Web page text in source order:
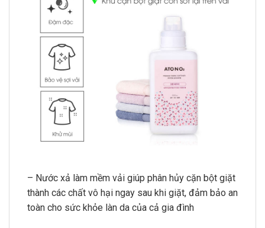
– Nước xả làm mềm vải giúp phân hủy cặn bột giặt
thành các chất vô hại ngay sau khi giặt, đảm bảo an
toàn cho sức khỏe làn da của cả gia đình